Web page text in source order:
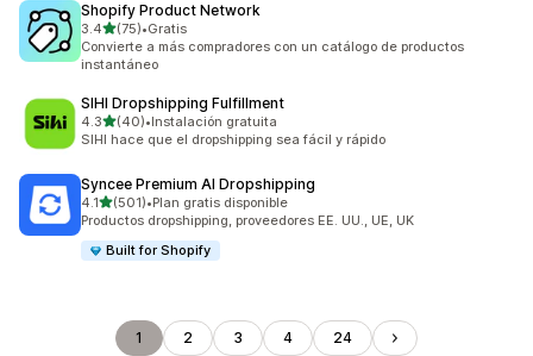
Shopify Product Network
3.4de 5 estrellas
(75)
75 reseñas en total
•Gratis
Convierte a más compradores con un catálogo de productos
instantáneo
SIHI Dropshipping Fulfillment
4.3de 5 estrellas
(40)
40 reseñas en total
•Instalación gratuita
SIHI hace que el dropshipping sea fácil y rápido
Syncee Premium AI Dropshipping
4.1de 5 estrellas
(501)
501 reseñas en total
•Plan gratis disponible
Productos dropshipping, proveedores EE. UU., UE, UK
Built for Shopify
1 2 3 4 24